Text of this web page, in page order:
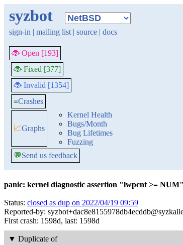
syzbot
sign-in | mailing list | source | docs
🐞 Open [193]
🐞 Fixed [377]
🐞 Invalid [1354]
≡Crashes
📈Graphs
Kernel Health
Bugs/Month
Bug Lifetimes
Fuzzing
💬Send us feedback
panic: kernel diagnostic assertion "lwpcnt >=
Status: closed as dup on 2022/04/19 09:59
Reported-by:
First crash: 1598d, last: 1598d
▼ Duplicate of